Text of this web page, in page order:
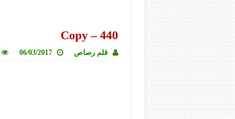
440 – Copy
قلم رصاص 06/03/2017